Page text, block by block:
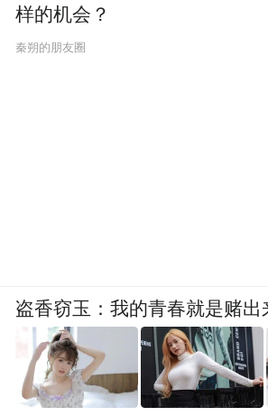
样的机会？
秦朔的朋友圈
盗香窃玉：我的青春就是赌出